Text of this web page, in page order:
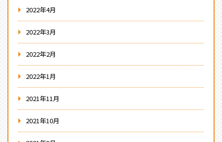
2022年4月
2022年3月
2022年2月
2022年1月
2021年11月
2021年10月